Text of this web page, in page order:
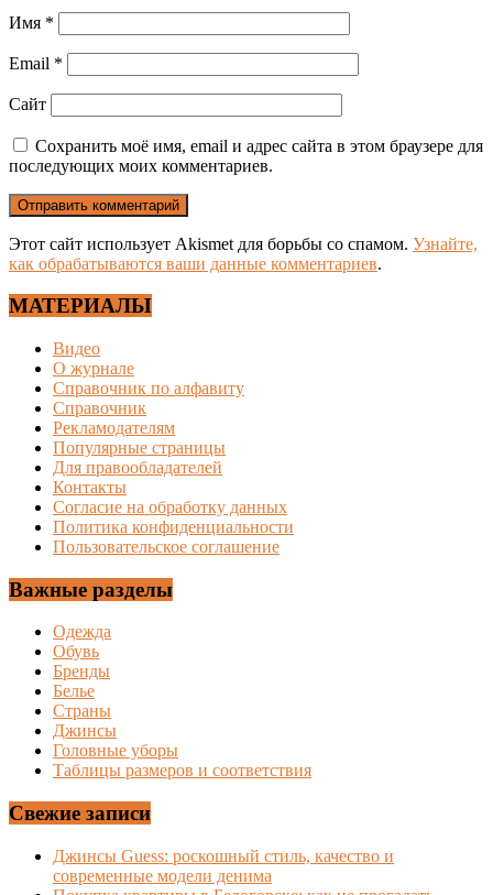
Имя *
Email *
Сайт
Сохранить моё имя, email и адрес сайта в этом браузере для
последующих моих комментариев.
Этот сайт использует Akismet для борьбы со спамом. Узнайте,
как обрабатываются ваши данные комментариев.
МАТЕРИАЛЫ
Видео
О журнале
Справочник по алфавиту
Справочник
Рекламодателям
Популярные страницы
Для правообладателей
Контакты
Согласие на обработку данных
Политика конфиденциальности
Пользовательское соглашение
Важные разделы
Одежда
Обувь
Бренды
Белье
Страны
Джинсы
Головные уборы
Таблицы размеров и соответствия
Свежие записи
Джинсы Guess: роскошный стиль, качество и
современные модели денима